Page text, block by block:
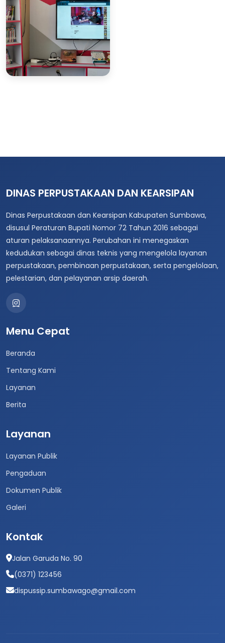
DINAS PERPUSTAKAAN DAN KEARSIPAN
Dinas Perpustakaan dan Kearsipan Kabupaten Sumbawa,
disusul Peraturan Bupati Nomor 72 Tahun 2016 sebagai
aturan pelaksanaannya. Perubahan ini menegaskan
kedudukan sebagai dinas teknis yang mengelola layanan
perpustakaan, pembinaan perpustakaan, serta pengelolaan,
pelestarian, dan pelayanan arsip daerah.
Menu Cepat
Beranda
Tentang Kami
Layanan
Berita
Layanan
Layanan Publik
Pengaduan
Dokumen Publik
Galeri
Kontak
Jalan Garuda No. 90
(0371) 123456
dispussip.sumbawago@gmail.com